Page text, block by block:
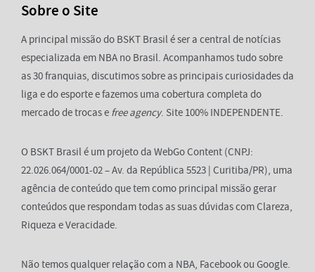
Sobre o Site
A principal missão do BSKT Brasil é ser a central de notícias
especializada em NBA no Brasil. Acompanhamos tudo sobre
as 30 franquias, discutimos sobre as principais curiosidades da
liga e do esporte e fazemos uma cobertura completa do
mercado de trocas e free agency. Site 100% INDEPENDENTE.
O BSKT Brasil é um projeto da WebGo Content (CNPJ:
22.026.064/0001-02 – Av. da República 5523 | Curitiba/PR), uma
agência de conteúdo que tem como principal missão gerar
conteúdos que respondam todas as suas dúvidas com Clareza,
Riqueza e Veracidade.
Não temos qualquer relação com a NBA, Facebook ou Google.